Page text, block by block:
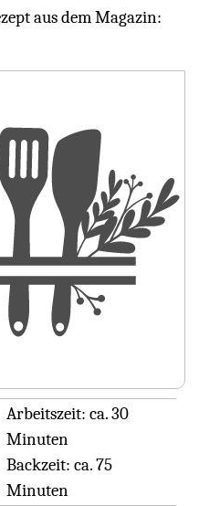
aus dem Magazin:
Arbeitszeit: ca. 30
Minuten
Backzeit: ca. 75
Minuten